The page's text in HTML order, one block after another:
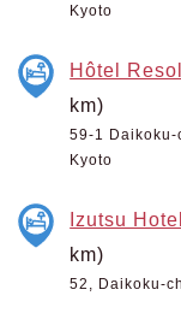
Kyoto
Hôtel
km)
59-1 Daikoku-
Kyoto
Izutsu
km)
52, Daikoku-